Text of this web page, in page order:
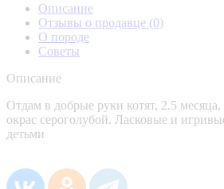
Описание
Отзывы о продавце (0)
О породе
Советы
Описание
Отдам в добрые руки котят, 2.5
окрас сероголубой. Ласковые и
детьми